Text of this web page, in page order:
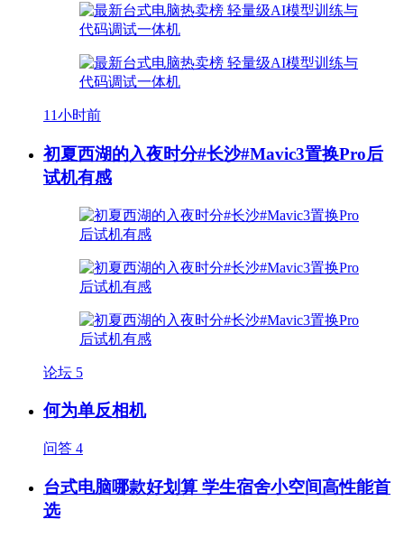
11小时前
初夏西湖的入夜时分#长沙#Mavic3置换Pro后
试机有感
论坛 5
何为单反相机
问答 4
台式电脑哪款好划算 学生宿舍小空间高性能首
选